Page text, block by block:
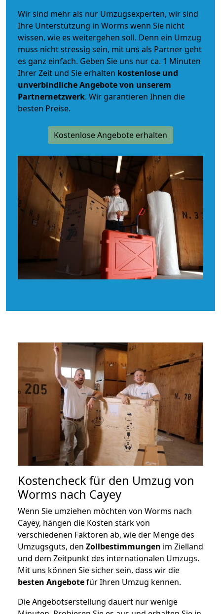
Wir sind mehr als nur Umzugsexperten, wir sind
Ihre Unterstützung in Worms wenn Sie nicht
wissen, wie es weitergehen soll. Denn ein Umzug
muss nicht stressig sein, mit uns als Partner geht
es ganz einfach. Geben Sie uns nur ca. 1 Minuten
Ihrer Zeit und Sie erhalten kostenlose und
unverbindlicheAngebote von unserem
Partnernetzwerk. Wir garantieren Ihnen die
besten Preise.
Kostenlose Angebote erhalten
Kostencheck für den Umzug von
Worms nach Cayey
Wenn Sie umziehen möchten von Worms nach
Cayey, hängen die Kosten stark von
verschiedenen Faktoren ab, wie der Menge des
Umzugsguts, den Zollbestimmungen im Zielland
und dem Zeitpunkt des internationalen Umzugs.
Mit uns können Sie sicher sein, dass wir die
besten Angebotefür Ihren Umzug kennen.
Die Angebotserstellung dauert nur wenige